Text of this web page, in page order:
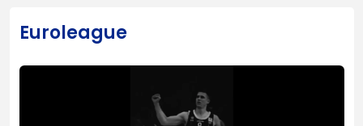
Euroleague